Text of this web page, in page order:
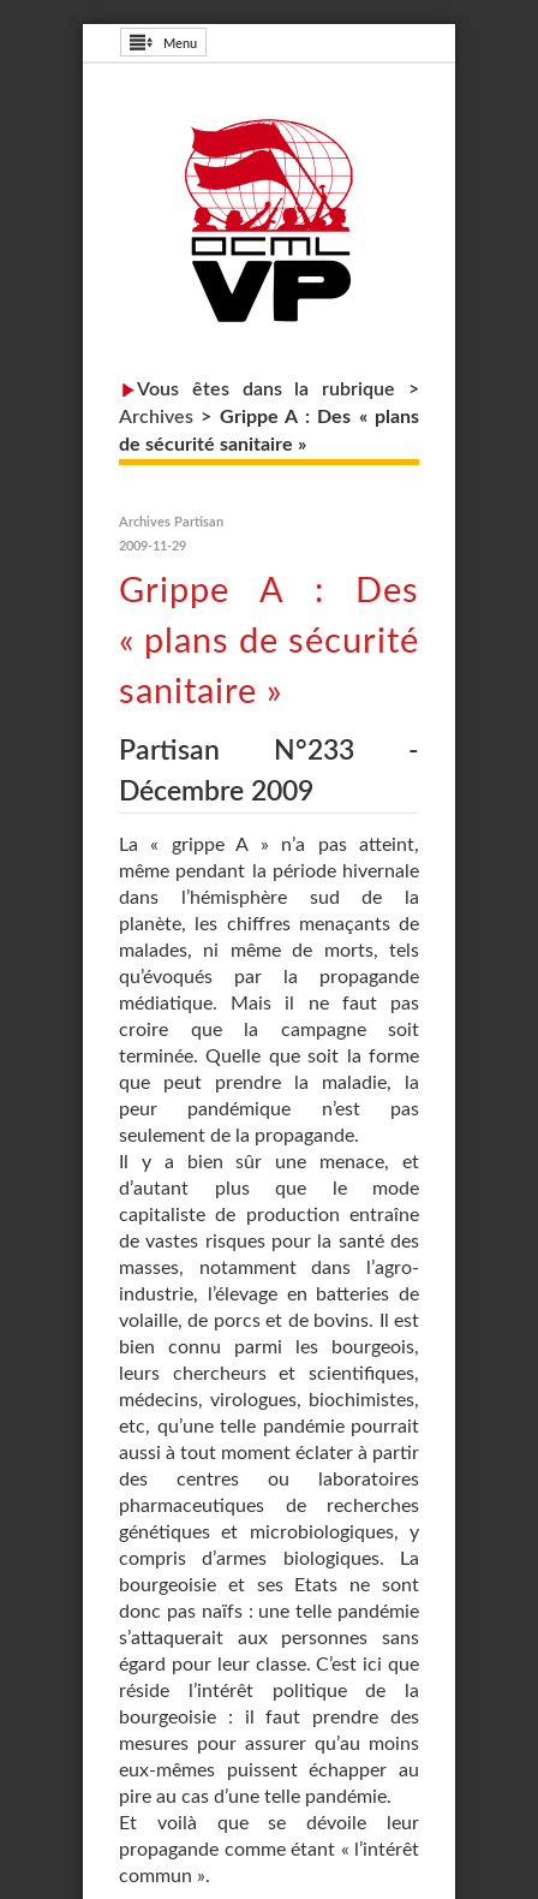
Menu
Vous êtes dans la rubrique >
Archives > Grippe A : Des « plans
de sécurité sanitaire »
Archives Partisan
2009-11-29
Grippe A : Des
« plans de sécurité
sanitaire »
Partisan N°233 -
Décembre 2009
La « grippe A » n’a pas atteint,
même pendant la période hivernale
dans l’hémisphère sud de la
planète, les chiffres menaçants de
malades, ni même de morts, tels
qu’évoqués par la propagande
médiatique. Mais il ne faut pas
croire que la campagne soit
terminée. Quelle que soit la forme
que peut prendre la maladie, la
peur pandémique n’est pas
seulement de la propagande.
Il y a bien sûr une menace, et
d’autant plus que le mode
capitaliste de production entraîne
de vastes risques pour la santé des
masses, notamment dans l’agro-
industrie, l’élevage en batteries de
volaille, de porcs et de bovins. Il est
bien connu parmi les bourgeois,
leurs chercheurs et scientifiques,
médecins, virologues, biochimistes,
etc, qu’une telle pandémie pourrait
aussi à tout moment éclater à partir
des centres ou laboratoires
pharmaceutiques de recherches
génétiques et microbiologiques, y
compris d’armes biologiques. La
bourgeoisie et ses Etats ne sont
donc pas naïfs : une telle pandémie
s’attaquerait aux personnes sans
égard pour leur classe. C’est ici que
réside l’intérêt politique de la
bourgeoisie : il faut prendre des
mesures pour assurer qu’au moins
eux-mêmes puissent échapper au
pire au cas d’une telle pandémie.
Et voilà que se dévoile leur
propagande comme étant « l’intérêt
commun ».